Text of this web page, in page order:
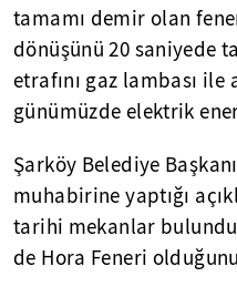
tamamı demir olan
dönüşünü 20 saniyede
etrafını gaz lambası ile
günümüzde elektrik
Şarköy Belediye
muhabirine yaptığı
tarihi mekanlar
de Hora Feneri